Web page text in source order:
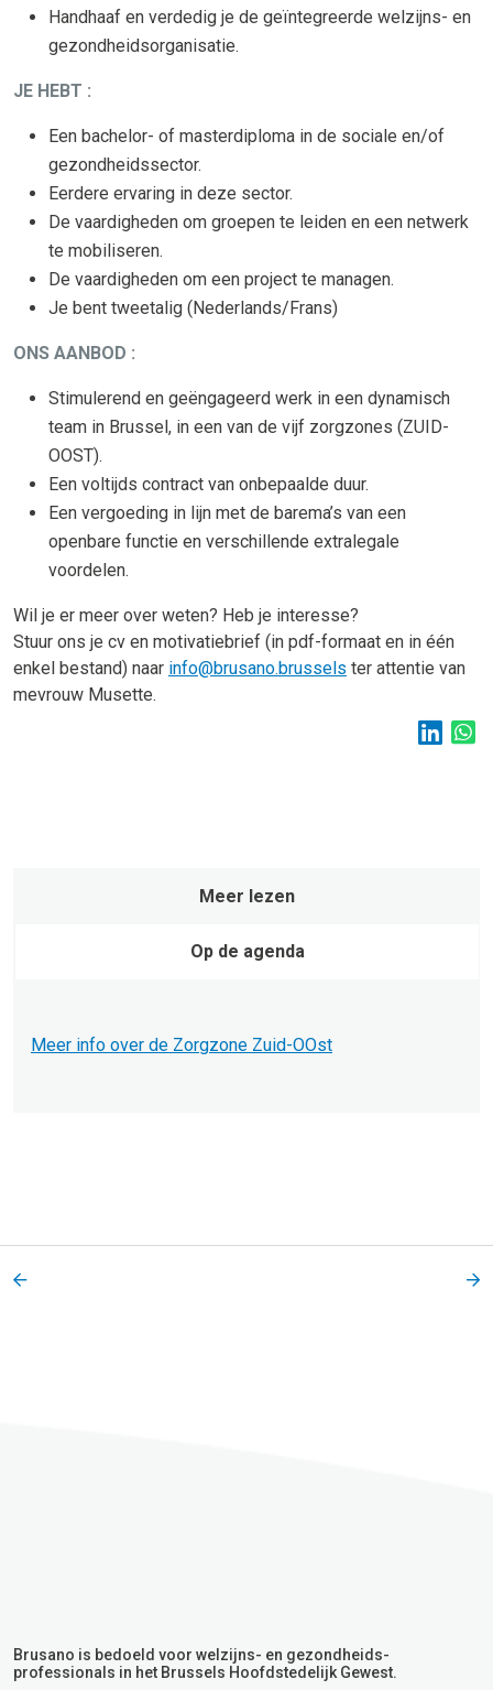
Handhaaf en verdedig je de geïntegreerde welzijns- en
gezondheidsorganisatie.
JE HEBT :
Een bachelor- of masterdiploma in de sociale en/of
gezondheidssector.
Eerdere ervaring in deze sector.
De vaardigheden om groepen te leiden en een netwerk
te mobiliseren.
De vaardigheden om een project te managen.
Je bent tweetalig (Nederlands/Frans)
ONS AANBOD :
Stimulerend en geëngageerd werk in een dynamisch
team in Brussel, in een van de vijf zorgzones (ZUID-
OOST).
Een voltijds contract van onbepaalde duur.
Een vergoeding in lijn met de barema’s van een
openbare functie en verschillende extralegale
voordelen.
Wil je er meer over weten? Heb je interesse?
Stuur ons je cv en motivatiebrief (in pdf-formaat en in één
enkel bestand) naar info@brusano.brussels ter attentie van
mevrouw Musette.
Meer lezen
Op de agenda
Meer info over de Zorgzone Zuid-OOst
Brusano is bedoeld voor welzijns- en gezondheids-
professionals in het Brussels Hoofdstedelijk Gewest.